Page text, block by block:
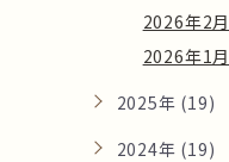
2026年2
2026年1
2025年 (19)
2024年 (19)